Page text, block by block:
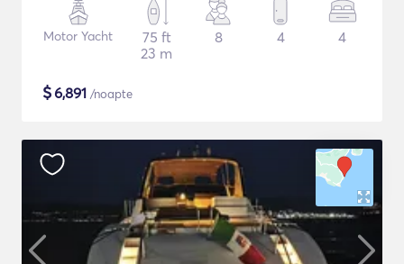
Motor Yacht
75 ft
23 m
8 4 4
$6,891 /noapte